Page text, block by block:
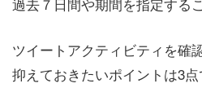
ツイートアクティビティを確
抑えておきたいポイントは3点